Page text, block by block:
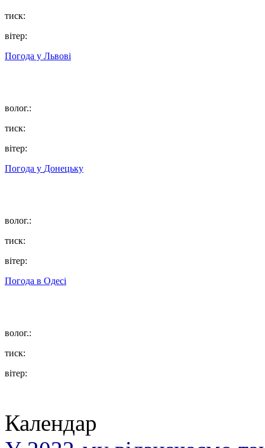
тиск:
вітер:
Погода у Львові
волог.:
тиск:
вітер:
Погода у Донецьку
волог.:
тиск:
вітер:
Погода в Одесі
волог.:
тиск:
вітер:
Календар